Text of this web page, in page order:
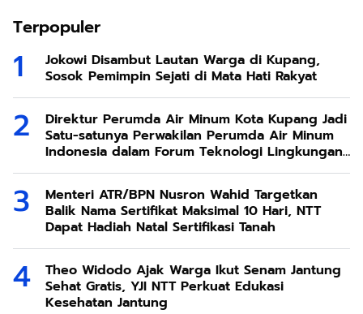
Terpopuler
Jokowi Disambut Lautan Warga di Kupang,
Sosok Pemimpin Sejati di Mata Hati Rakyat
Direktur Perumda Air Minum Kota Kupang Jadi
Satu-satunya Perwakilan Perumda Air Minum
Indonesia dalam Forum Teknologi Lingkungan
di Taiwan
Menteri ATR/BPN Nusron Wahid Targetkan
Balik Nama Sertifikat Maksimal 10 Hari, NTT
Dapat Hadiah Natal Sertifikasi Tanah
Theo Widodo Ajak Warga Ikut Senam Jantung
Sehat Gratis, YJI NTT Perkuat Edukasi
Kesehatan Jantung